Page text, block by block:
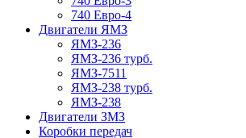
740 Евро-4
Двигатели ЯМЗ
ЯМЗ-236
ЯМЗ-236 турб.
ЯМЗ-7511
ЯМЗ-238 турб.
ЯМЗ-238
Двигатели ЗМЗ
Коробки передач